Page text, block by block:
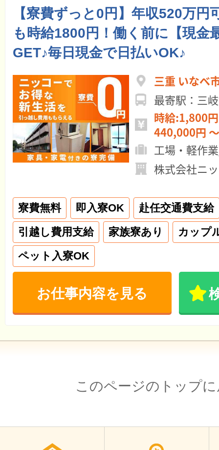
【寮費ずっと0円】年収520万
も時給1800円！働く前に【現金
GET♪毎日現金で日払いOK♪
三重 いなべ
最寄駅：三
時給:1,800
440,000円
工場・軽作
株式会社ニ
寮費無料 即入寮OK
赴任交通費支給
引越し費用支給
家族寮あり
カップ
ペット入寮OK
お仕事内容を見る
このページのトップ